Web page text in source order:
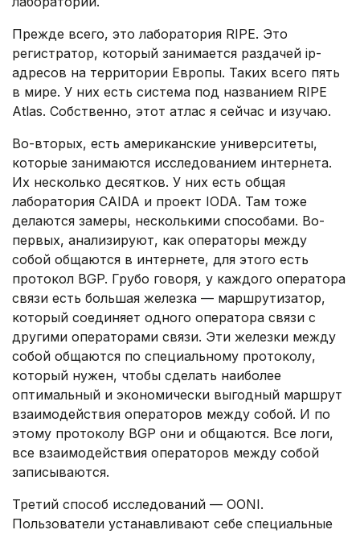
Прежде всего, это лаборатория RIPE. Это
регистратор, который занимается раздачей ip-
адресов на территории Европы. Таких всего пять
в мире. У них есть система под названием RIPE
Atlas. Собственно, этот атлас я сейчас и изучаю.
Во-вторых, есть американские университеты,
которые занимаются исследованием интернета.
Их несколько десятков. У них есть общая
лаборатория CAIDA и проект IODA. Там тоже
делаются замеры, несколькими способами. Во-
первых, анализируют, как операторы между
собой общаются в интернете, для этого есть
протокол BGP. Грубо говоря, у каждого оператора
связи есть большая железка — маршрутизатор,
который соединяет одного оператора связи с
другими операторами связи. Эти железки между
собой общаются по специальному протоколу,
который нужен, чтобы сделать наиболее
оптимальный и экономически выгодный маршрут
взаимодействия операторов между собой. И по
этому протоколу BGP они и общаются. Все логи,
все взаимодействия операторов между собой
записываются.
Третий способ исследований — OONI.
Пользователи устанавливают себе специальные